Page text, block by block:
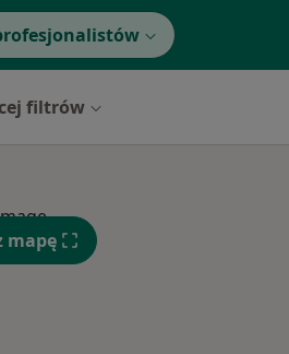
filtrów
mapę